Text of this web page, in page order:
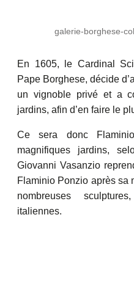
galerie-borghese-
En 1605, le Cardinal
Pape Borghese, décide
un vignoble privé et a
jardins, afin d’en faire le
Ce sera donc
magnifiques jardins,
Giovanni Vasanzio
Flaminio Ponzio après sa
nombreuses
italiennes.